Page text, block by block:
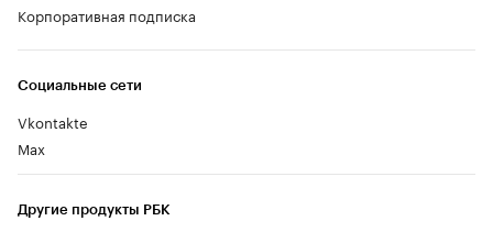
Социальные сети
Vkontakte
Max
Другие продукты РБК
Корпоративная подписка